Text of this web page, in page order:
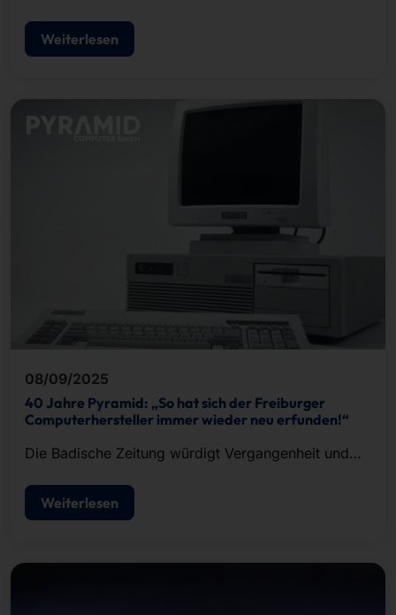
Serversparte AKHET® ideal.
Weiterlesen
08/09/2025
40 Jahre Pyramid: „So hat sich der Freiburger
Computerhersteller immer wieder neu erfunden!“
Die Badische Zeitung würdigt Vergangenheit und
Artikel.
Weiterlesen